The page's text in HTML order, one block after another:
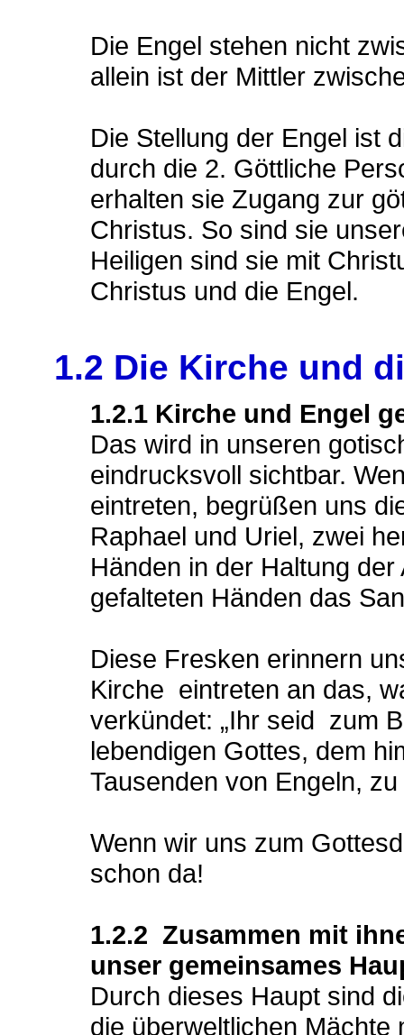
Die Engel stehen nicht
allein ist der Mittler
Die Stellung der Engel ist
durch die 2. Göttliche
erhalten sie Zugang zur
Christus. So sind sie
Heiligen sind sie mit
Christus und die Engel.
1.2 Die Kirche und
1.2.1 Kirche und Engel
Das wird in unseren
eindrucksvoll sichtbar.
eintreten, begrüßen uns
Raphael und Uriel, zwei
Händen in der Haltung
gefalteten Händen das
Diese Fresken erinnern
Kirche eintreten an das,
verkündet: „Ihr seid zum
lebendigen Gottes, dem
Tausenden von Engeln,
Wenn wir uns zum
schon da!
1.2.2 Zusammen mit
unser gemeinsames
Durch dieses Haupt sind
die überweltlichen Mächte